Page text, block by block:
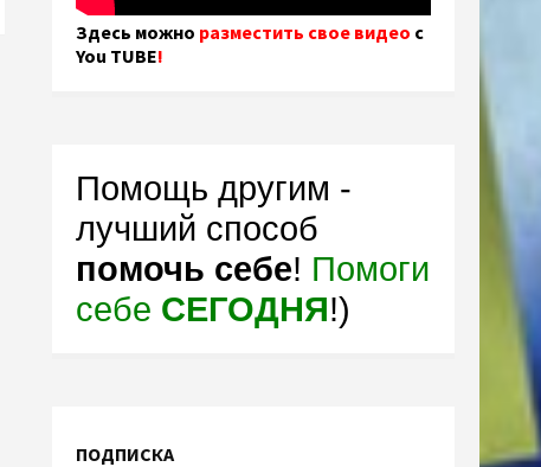
Здесь можно разместить свое видео с
You TUBE!
Помощь другим -
лучший способ
помочь себе! Помоги
себе СЕГОДНЯ!)
ПОДПИСКА